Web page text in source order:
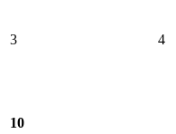
3 4
10